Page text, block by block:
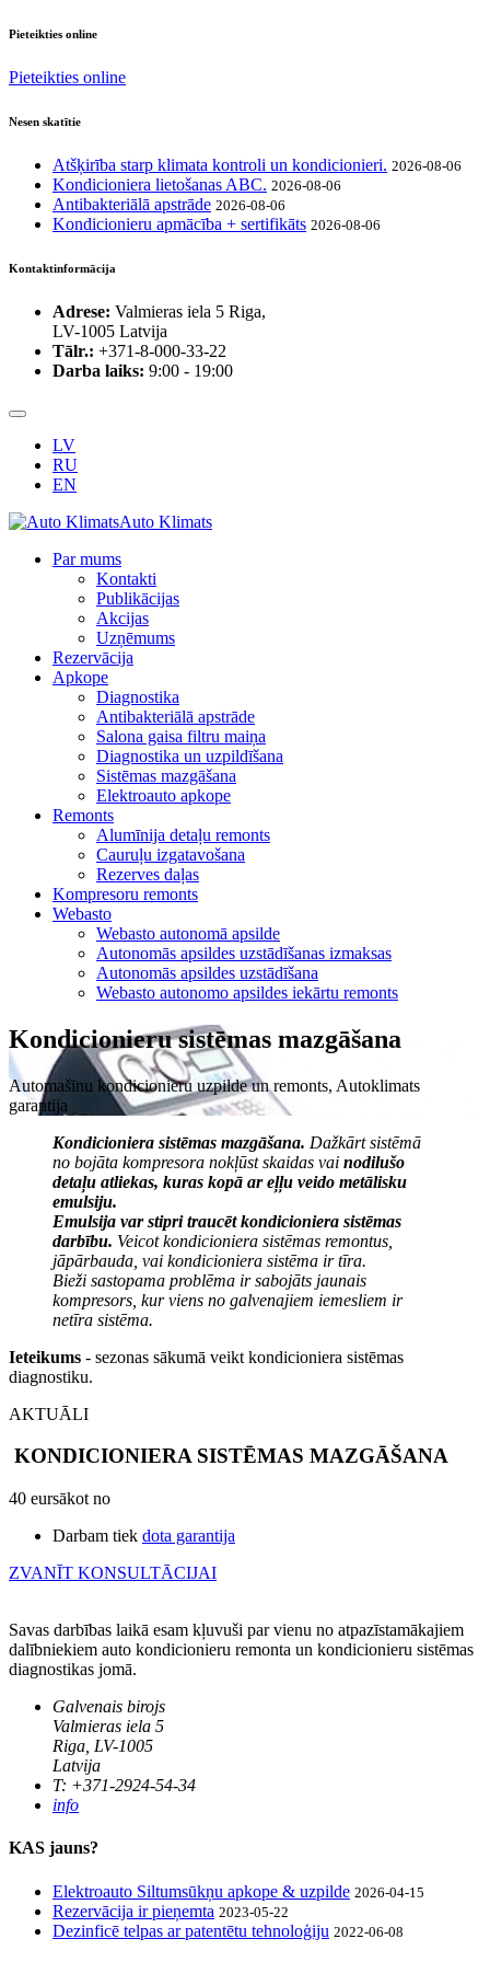
Pieteikties online
Pieteikties online
Nesen skatītie
Atšķirība starp klimata kontroli un kondicionieri. 2026-08-06
Kondicioniera lietošanas ABC. 2026-08-06
Antibakteriālā apstrāde 2026-08-06
Kondicionieru apmācība + sertifikāts 2026-08-06
Kontaktinformācija
Adrese: Valmieras iela 5 Riga,
LV-1005 Latvija
Tālr.: +371-8-000-33-22
Darba laiks: 9:00 - 19:00
LV
RU
EN
Auto Klimats
Par mums
Kontakti
Publikācijas
Akcijas
Uzņēmums
Rezervācija
Apkope
Diagnostika
Antibakteriālā apstrāde
Salona gaisa filtru maiņa
Diagnostika un uzpildīšana
Sistēmas mazgāšana
Elektroauto apkope
Remonts
Alumīnija detaļu remonts
Cauruļu izgatavošana
Rezerves daļas
Kompresoru remonts
Webasto
Webasto autonomā apsilde
Autonomās apsildes uzstādīšanas izmaksas
Autonomās apsildes uzstādīšana
Webasto autonomo apsildes iekārtu remonts
Kondicionieru sistēmas mazgāšana
Automašīnu kondicionieru uzpilde un remonts, Autoklimats
garantija
Kondicioniera sistēmas mazgāšana. Dažkārt sistēmā
no bojāta kompresora nokļūst skaidas vai nodilušo
detaļu atliekas, kuras kopā ar eļļu veido metālisku
emulsiju.
Emulsija var stipri traucēt kondicioniera sistēmas
darbību. Veicot kondicioniera sistēmas remontus,
jāpārbauda, vai kondicioniera sistēma ir tīra.
Bieži sastopama problēma ir sabojāts jaunais
kompresors, kur viens no galvenajiem iemesliem ir
netīra sistēma.
Ieteikums - sezonas sākumā veikt kondicioniera sistēmas
diagnostiku.
AKTUĀLI
KONDICIONIERA SISTĒMAS MAZGĀŠANA
40 eursākot no
Darbam tiek dota garantija
ZVANĪT KONSULTĀCIJAI
Savas darbības laikā esam kļuvuši par vienu no atpazīstamākajiem
dalībniekiem auto kondicionieru remonta un kondicionieru sistēmas
diagnostikas jomā.
Galvenais birojs
Valmieras iela 5
Riga, LV-1005
Latvija
T: +371-2924-54-34
info
KAS jauns?
Elektroauto Siltumsūkņu apkope & uzpilde 2026-04-15
Rezervācija ir pieņemta 2023-05-22
Dezinficē telpas ar patentētu tehnoloģiju 2022-06-08